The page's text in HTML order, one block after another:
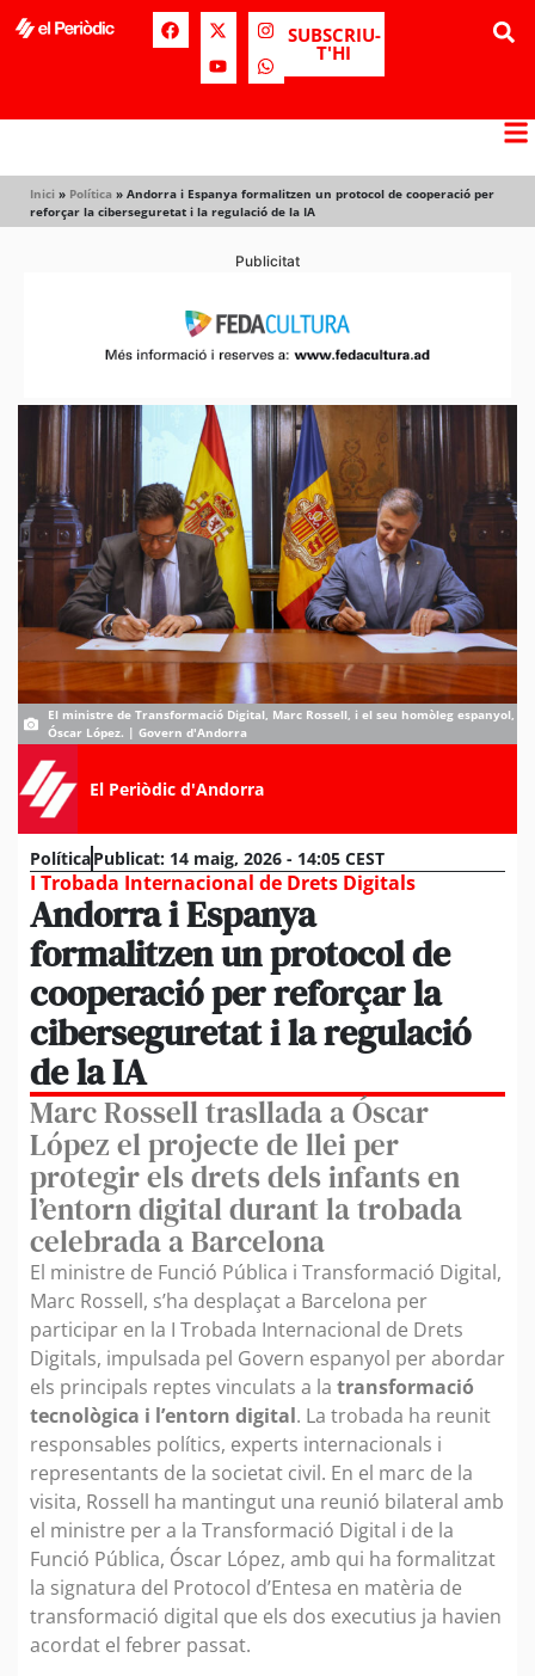
SUBSCRIU-
T'HI
Inici » Política » Andorra i Espanya formalitzen un protocol de cooperació per
reforçar la ciberseguretat i la regulació de la IA
Publicitat
El ministre de Transformació Digital, Marc Rossell, i el seu homòleg espanyol,
Óscar López. | Govern d'Andorra
El Periòdic d'Andorra
PolíticaPublicat: 14 maig, 2026 - 14:05 CEST
I Trobada Internacional de Drets Digitals
Andorra i Espanya
formalitzen un protocol de
cooperació per reforçar la
ciberseguretat i la regulació
de la IA
Marc Rossell trasllada a Óscar
López el projecte de llei per
protegir els drets dels infants en
l’entorn digital durant la trobada
celebrada a Barcelona
El ministre de Funció Pública i Transformació Digital,
Marc Rossell, s’ha desplaçat a Barcelona per
participar en la I Trobada Internacional de Drets
Digitals, impulsada pel Govern espanyol per abordar
els principals reptes vinculats a la transformació
tecnològica i l’entorn digital. La trobada ha reunit
responsables polítics, experts internacionals i
representants de la societat civil. En el marc de la
visita, Rossell ha mantingut una reunió bilateral amb
el ministre per a la Transformació Digital i de la
Funció Pública, Óscar López, amb qui ha formalitzat
la signatura del Protocol d’Entesa en matèria de
transformació digital que els dos executius ja havien
acordat el febrer passat.